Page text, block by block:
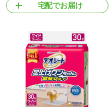
宅配でお届け